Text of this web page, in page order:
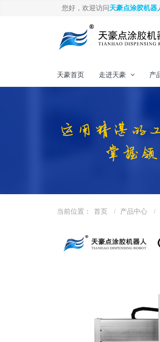
您好，欢迎访问天豪点涂胶机器
天豪首页 走进天豪 产
当前位置： 首页 产品中心